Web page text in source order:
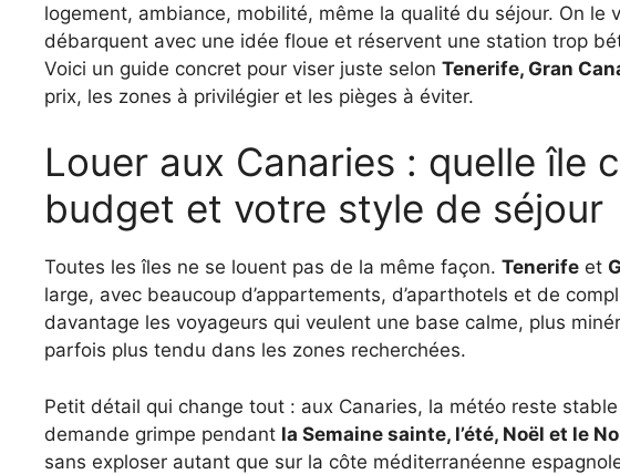
logement, ambiance, mobilité, même la qualité du séjour. On le
débarquent avec une idée floue et réservent une station trop
Voici un guide concret pour viser juste selon Tenerife, Gran
prix, les zones à privilégier et les pièges à éviter.
Louer aux Canaries : quelle île choisir selon votre
budget et votre style de séjour
Toutes les îles ne se louent pas de la même façon. Tenerife et
large, avec beaucoup d’appartements, d’aparthotels et de
davantage les voyageurs qui veulent une base calme, plus
parfois plus tendu dans les zones recherchées.
Petit détail qui change tout : aux Canaries, la météo reste
demande grimpe pendant la Semaine sainte, l’été, Noël et le
sans exploser autant que sur la côte méditerranéenne